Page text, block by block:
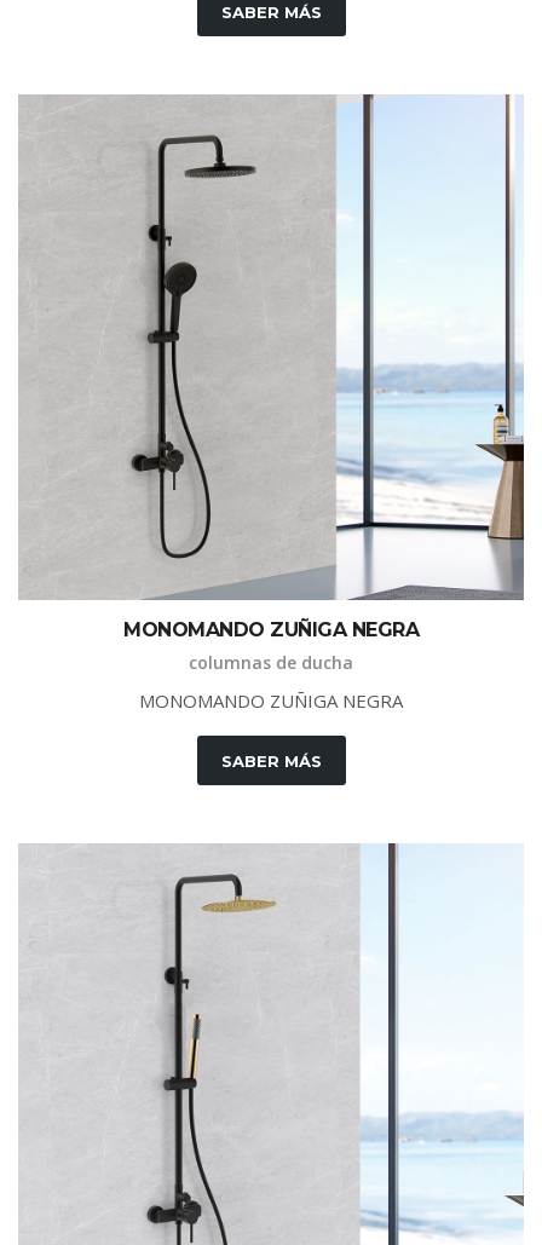
SABER MÁS
MONOMANDO ZUÑIGA NEGRA
columnas de ducha
MONOMANDO ZUÑIGA NEGRA
SABER MÁS